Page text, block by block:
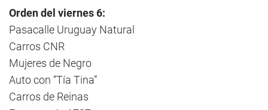
Orden del viernes 6:
Pasacalle Uruguay Natural
Carros CNR
Mujeres de Negro
Auto con “Tía Tina”
Carros de Reinas